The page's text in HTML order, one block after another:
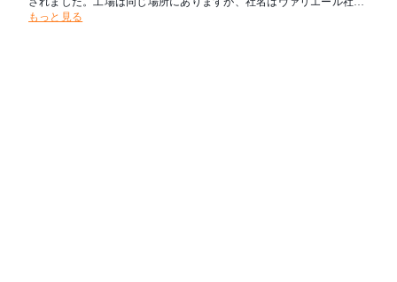
名付けられました。 この言葉は変化を意味し、椅子に座っている間の
もっと見る